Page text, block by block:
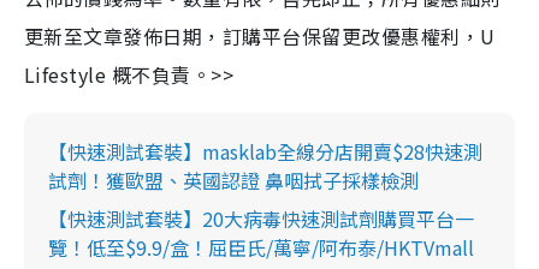
更新至文章發佈日期，訂購平台保留更改優惠權利，U
Lifestyle 概不負責。>>
【快速測試套裝】masklab全線分店開賣$28快速測
試劑！獲歐盟、英國認證 鼻咽拭子採樣檢測
【快速測試套裝】20大病毒快速測試劑購買平台一
覽！低至$9.9/盒！屈臣氏/萬寧/阿布泰/HKTVmall